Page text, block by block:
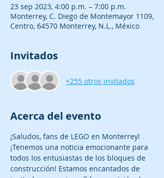
23 sep 2023, 4:00 p.m. – 7:00 p.m.
Monterrey, C. Diego de Montemayor 1109,
Centro, 64570 Monterrey, N.L., México
Invitados
+255 otros invitados
Acerca del evento
¡Saludos, fans de LEGO en Monterrey!
¡Tenemos una noticia emocionante para
todos los entusiastas de los bloques de
construcción! Estamos encantados de